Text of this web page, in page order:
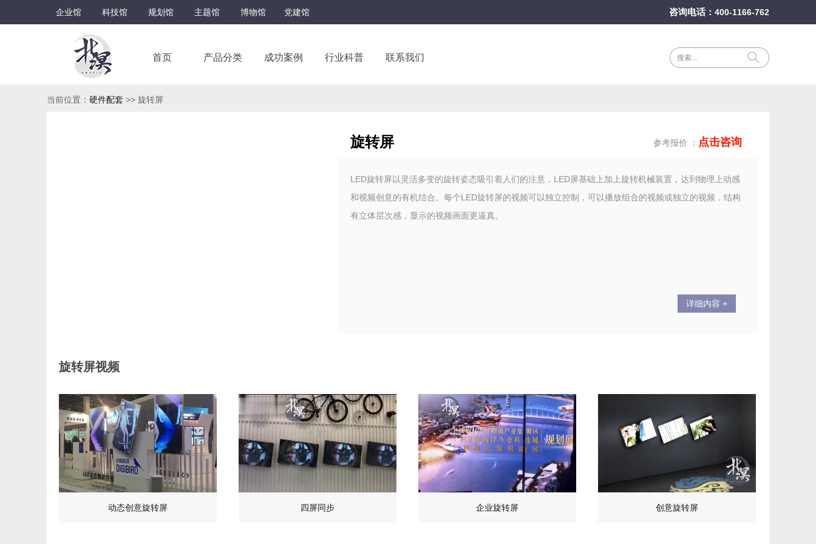
企业馆 科技馆 规划馆 主题馆 博物馆 党建馆 咨询电话： 400-1166-762
首页 产品分类 成功案例 行业科普 联系我们
当前位置： 硬件配套 >> 旋转屏
旋转屏 参考报价 ： 点击咨询
LED旋转屏以灵活多变的旋转姿态吸引着人们的注意，LED屏基础上加上旋转机械装置，达到物理上动感
和视频创意的有机结合。每个LED旋转屏的视频可以独立控制，可以播放组合的视频或独立的视频，结构
有立体层次感，显示的视频画面更逼真。
详细内容 +
旋转屏视频
动态创意旋转屏 四屏同步 企业旋转屏 创意旋转屏